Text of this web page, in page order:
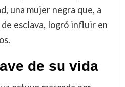
una mujer negra que, a
esclava, logró influir en
de su vida